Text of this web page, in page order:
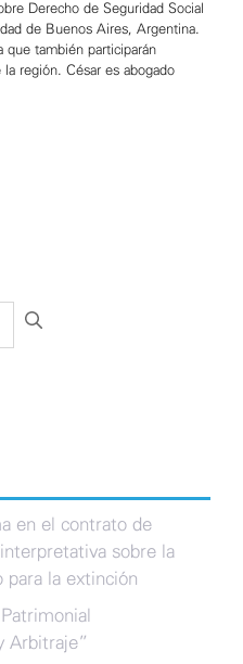
Derecho de Seguridad Social
de Buenos Aires, Argentina.
que también participarán
región. César es abogado
en el contrato de
sobre la
para la extinción
Arbitraje”